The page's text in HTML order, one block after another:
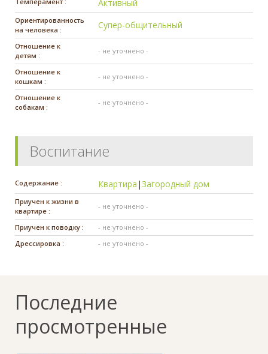
Активный
Ориентированность
на человека :
Супер-общительный
Отношение к
детям :
- не уточнено -
Отношение к
кошкам :
- не уточнено -
Отношение к
собакам :
- не уточнено -
Воспитание
Содержание : Квартира |Загородный дом
Приучен к жизни в
квартире :
- не уточнено -
Приучен к поводку :
- не уточнено -
Дрессировка :
- не уточнено -
Последние
просмотренные